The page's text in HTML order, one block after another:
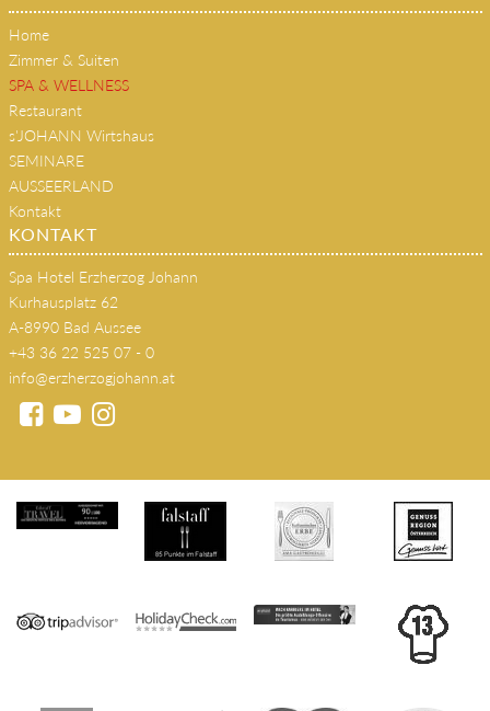
Home
Zimmer & Suiten
SPA & WELLNESS
Restaurant
s'JOHANN Wirtshaus
SEMINARE
AUSSEERLAND
Kontakt
KONTAKT
Spa Hotel Erzherzog Johann
Kurhausplatz 62
A-8990 Bad Aussee
+43 36 22 525 07 - 0
info@erzherzogjohann.at